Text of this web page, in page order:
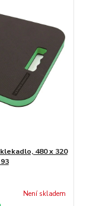
480 x 320
Není skladem